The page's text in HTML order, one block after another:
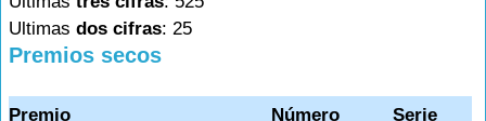
Ultimas dos cifras: 25
Premios secos
Premio Número
Serie